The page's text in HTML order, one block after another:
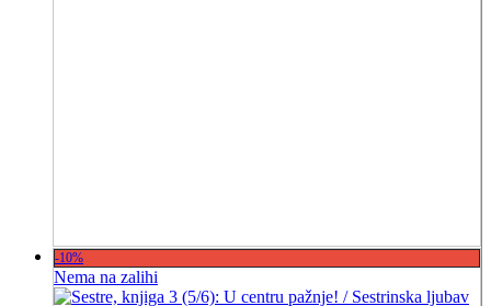
-10%
Nema na zalihi